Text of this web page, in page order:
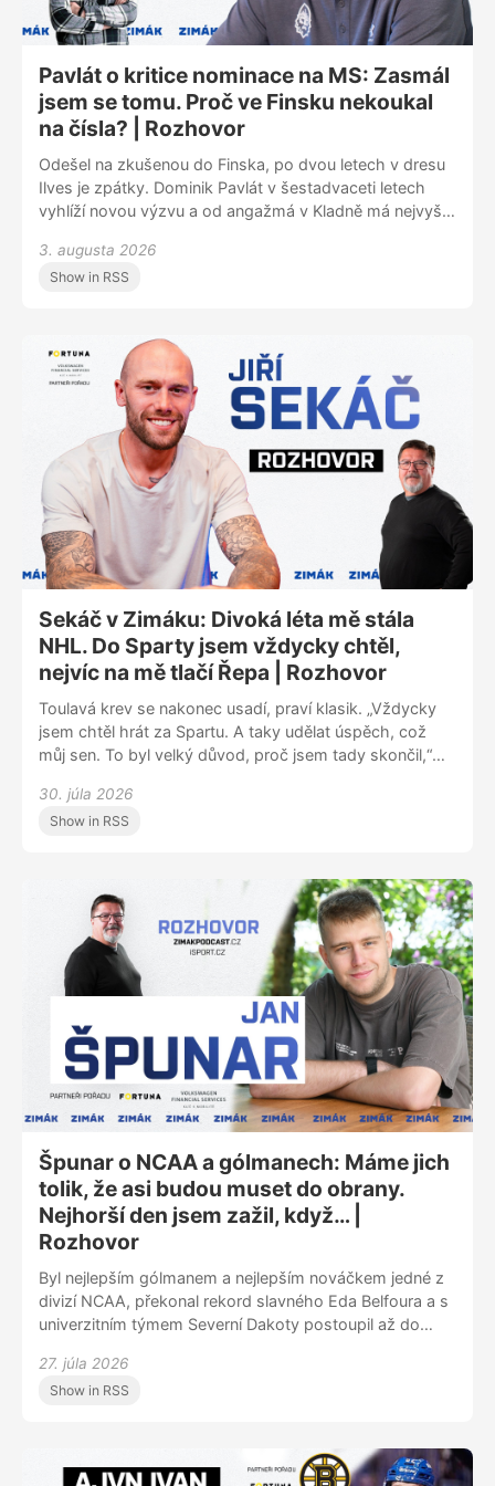
minut najdete na www.zimakpodcast.cz
Pavlát o kritice nominace na MS: Zasmál
jsem se tomu. Proč ve Finsku nekoukal
na čísla? | Rozhovor
Odešel na zkušenou do Finska, po dvou letech v dresu
Ilves je zpátky. Dominik Pavlát v šestadvaceti letech
vyhlíží novou výzvu a od angažmá v Kladně má nejvyšší
zní možná divně, musím se vrátit zpátky do Česka.
Úroveň tady bude obrovská,“ popsal důvody, proč se
měla dostat do nominace na mistrovství světa.
3. augusta 2026
Show in RSS
Sekáč v Zimáku: Divoká léta mě stála
NHL. Do Sparty jsem vždycky chtěl,
nejvíc na mě tlačí Řepa | Rozhovor
Toulavá krev se nakonec usadí, praví klasik. „Vždycky
jsem chtěl hrát za Spartu. A taky udělat úspěch, což
můj sen. To byl velký důvod, proč jsem tady skončil,“
pražský tým už nastupoval. Převážnou část kariéry
však strávil v cizině. Jakmile se ve 34 letech rozhodl
hry, proč nezakotvil v NHL nebo po svém prvním
angažmá v KHL musel vracet peníze. Jiří Sekáč
v Zimáku líčil, co ho přimělo k odchodu ze Švýcarska a
co mu ve Spartě nejvíc připomíná staronový spoluhráč
Michal Řepík.
30. júla 2026
Show in RSS
Špunar o NCAA a gólmanech: Máme jich
tolik, že asi budou muset do obrany.
Nejhorší den jsem zažil, když… |
Rozhovor
Byl nejlepším gólmanem a nejlepším nováčkem jedné z
divizí NCAA, překonal rekord slavného Eda Belfoura a s
univerzitním týmem Severní Dakoty postoupil až do
Host Zimáku Jan Špunar už předtím zářil v zámořských
juniorkách. Hokeji dal kdysi přednost před fotbalem a
rodné Olomouci, a čím to je, že polovina draftovaných
27. júla 2026
Show in RSS